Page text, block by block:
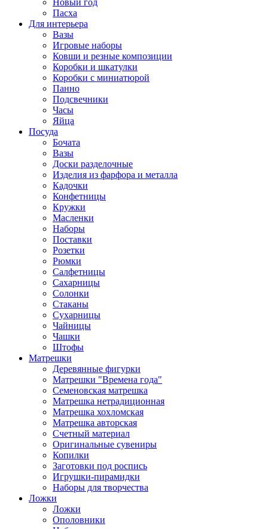
Новый год
Пасха
Для интерьера
Вазы
Игровые наборы
Ковши и резные композиции
Коробки и шкатулки
Коробки с миниатюрой
Панно
Подсвечники
Часы
Яйца
Посуда
Бочата
Вазы
Доски разделочные
Изделия из фарфора и металла
Кадочки
Конфетницы
Кружки
Масленки
Наборы
Поставки
Розетки
Рюмки
Салфетницы
Сахарницы
Солонки
Стаканы
Сухарницы
Чайницы
Чашки
Штофы
Матрешки
Деревянные фигурки
Матрешки "Времена года"
Семеновская матрешка
Матрешка нетрадиционная
Матрешка хохломская
Матрешка авторская
Счетный материал
Оригинальные сувениры
Копилки
Заготовки под роспись
Игрушки-пирамидки
Наборы для творчества
Ложки
Ложки
Ополовники